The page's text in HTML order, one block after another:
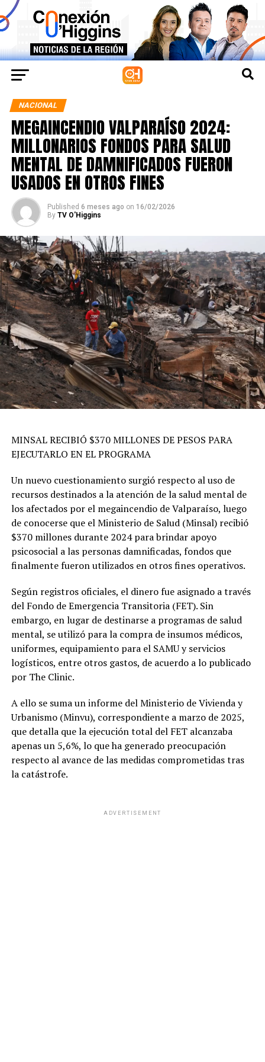
NACIONAL
MEGAINCENDIO VALPARAÍSO 2024:
MILLONARIOS FONDOS PARA SALUD
MENTAL DE DAMNIFICADOS FUERON
USADOS EN OTROS FINES
Published 6 meses ago on 16/02/2026
By TV O'Higgins
MINSAL RECIBIÓ $370 MILLONES DE PESOS PARA
EJECUTARLO EN EL PROGRAMA
Un nuevo cuestionamiento surgió respecto al uso de
recursos destinados a la atención de la salud mental de
los afectados por el megaincendio de Valparaíso, luego
de conocerse que el Ministerio de Salud (Minsal) recibió
$370 millones durante 2024 para brindar apoyo
psicosocial a las personas damnificadas, fondos que
finalmente fueron utilizados en otros fines operativos.
Según registros oficiales, el dinero fue asignado a través
del Fondo de Emergencia Transitoria (FET). Sin
embargo, en lugar de destinarse a programas de salud
mental, se utilizó para la compra de insumos médicos,
uniformes, equipamiento para el SAMU y servicios
logísticos, entre otros gastos, de acuerdo a lo publicado
por The Clinic.
A ello se suma un informe del Ministerio de Vivienda y
Urbanismo (Minvu), correspondiente a marzo de 2025,
que detalla que la ejecución total del FET alcanzaba
apenas un 5,6%, lo que ha generado preocupación
respecto al avance de las medidas comprometidas tras
la catástrofe.
ADVERTISEMENT